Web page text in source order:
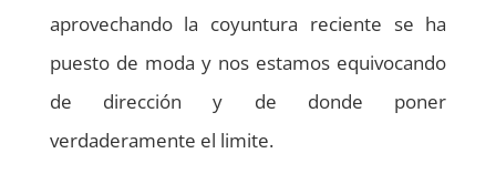
aprovechando la coyuntura reciente se ha
puesto de moda y nos estamos equivocando
de dirección y de donde poner
verdaderamente el limite.